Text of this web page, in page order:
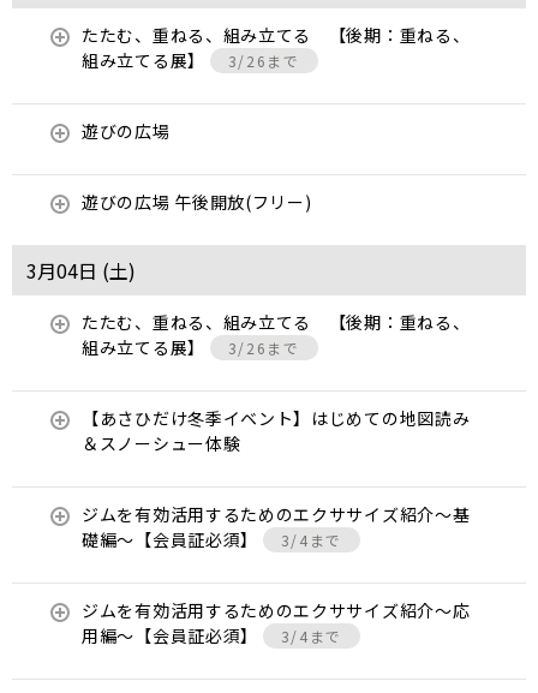
たたむ、重ねる、組み立てる 【後期：重ねる、
組み立てる展】
3/26まで
遊びの広場
遊びの広場 午後開放(フリー)
3月04日 (土)
たたむ、重ねる、組み立てる 【後期：重ねる、
組み立てる展】
3/26まで
【あさひだけ冬季イベント】はじめての地図読み
＆スノーシュー体験
ジムを有効活用するためのエクササイズ紹介〜基
礎編〜【会員証必須】
3/4まで
ジムを有効活用するためのエクササイズ紹介〜応
用編〜【会員証必須】
3/4まで